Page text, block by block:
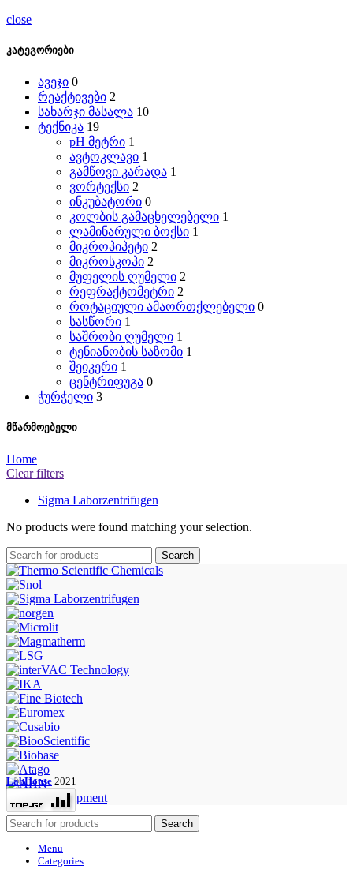
close
კატეგორიები
ავეჯი 0
რეაქტივები 2
სახარჯი მასალა 10
ტექნიკა 19
pH მეტრი 1
ავტოკლავი 1
გამწოვი კარადა 1
ვორტექსი 2
ინკუბატორი 0
კოლბის გამაცხელებელი 1
ლამინარული ბოქსი 1
მიკროპიპეტი 2
მიკროსკოპი 2
მუფელის ღუმელი 2
რეფრაქტომეტრი 2
როტაციული ამაორთქლებელი 0
სასწორი 1
საშრობი ღუმელი 1
ტენიანობის საზომი 1
შეიკერი 1
ცენტრიფუგა 0
ჭურჭელი 3
მწარმოებელი
Home
Clear filters
Sigma Laborzentrifugen
No products were found matching your selection.
Search
LabHouse 2021
Search
Menu
Categories